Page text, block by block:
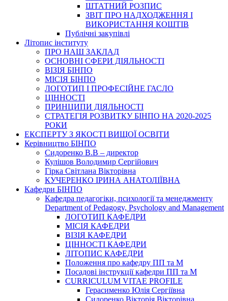
ШТАТНИЙ РОЗПИС
ЗВІТ ПРО НАДХОДЖЕННЯ І
ВИКОРИСТАННЯ КОШТІВ
Публічні закупівлі
Літопис інституту
ПРО НАШ ЗАКЛАД
ОСНОВНІ СФЕРИ ДІЯЛЬНОСТІ
ВІЗІЯ БІНПО
МІСІЯ БІНПО
ЛОГОТИП І ПРОФЕСІЙНЕ ГАСЛО
ЦІННОСТІ
ПРИНЦИПИ ДІЯЛЬНОСТІ
СТРАТЕГІЯ РОЗВИТКУ БІНПО НА 2020-2025
РОКИ
ЕКСПЕРТУ З ЯКОСТІ ВИЩОЇ ОСВІТИ
Керівництво БІНПО
Сидоренко В.В – директор
Кулішов Володимир Сергійович
Гірка Світлана Вікторівна
КУЧЕРЕНКО ІРИНА АНАТОЛІЇВНА
Кафедри БІНПО
Кафедра педагогіки, психології та менеджменту
Department of Pedagogy, Psychology and Management
ЛОГОТИП КАФЕДРИ
МІСІЯ КАФЕДРИ
ВІЗІЯ КАФЕДРИ
ЦІННОСТІ КАФЕДРИ
ЛІТОПИС КАФЕДРИ
Положення про кафедру ПП та М
Посадові інструкції кафедри ПП та М
CURRICULUM VITAE PROFILE
Герасименко Юлія Сергіївна
Сидоренко Вікторія Вікторівна